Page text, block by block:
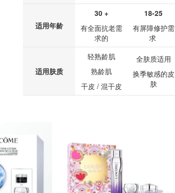
适用年龄
30 +
有全面抗老需
求的
18-25
有屏障修护需
求
适用肤质
轻熟龄肌
熟龄肌
干皮 / 混干皮
全肤质适用
换季敏感的皮
肤